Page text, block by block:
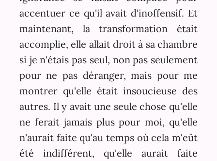
accentuer ce qu'il avait d'inoffensif. Et
maintenant, la transformation était
accomplie, elle allait droit à sa chambre
si je n'étais pas seul, non pas seulement
pour ne pas déranger, mais pour me
montrer qu'elle était insoucieuse des
autres. Il y avait une seule chose qu'elle
ne ferait jamais plus pour moi, qu'elle
n'aurait faite qu'au temps où cela m'eût
été indifférent, qu'elle aurait faite